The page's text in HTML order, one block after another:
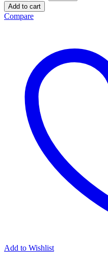
Add to cart
Compare
Add to Wishlist